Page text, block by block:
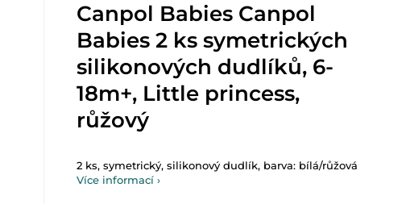
Canpol Babies Canpol
Babies 2 ks symetrických
silikonových dudlíků, 6-
18m+, Little princess,
růžový
2 ks, symetrický, silikonový dudlík, barva: bílá/růžová
Více informací ›